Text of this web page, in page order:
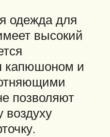
одежда для
высокий
капюшоном и
позволяют
воздуху